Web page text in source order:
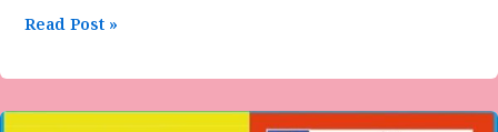
Read Post »
ವಡಗೋಲ